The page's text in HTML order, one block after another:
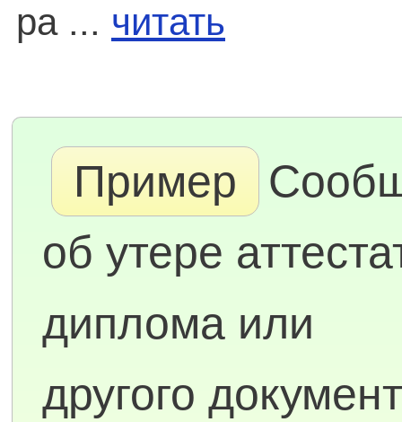
ра ... читать
Пример
об утере
диплома или
другого